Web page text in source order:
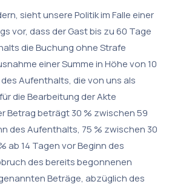
sieht unsere Politik im Falle einer
vor, dass der Gast bis zu 60 Tage
die Buchung ohne Strafe
einer Summe in Höhe von 10
Aufenthalts, die von uns als
die Bearbeitung der Akte
Betrag beträgt 30 % zwischen 59
des Aufenthalts, 75 % zwischen 30
ab 14 Tagen vor Beginn des
des bereits begonnenen
Beträge, abzüglich des